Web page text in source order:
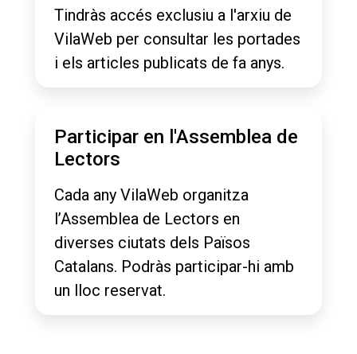
Tindràs accés exclusiu a l'arxiu de
VilaWeb per consultar les portades
i els articles publicats de fa anys.
Participar en l'Assemblea de
Lectors
Cada any VilaWeb organitza
l’Assemblea de Lectors en
diverses ciutats dels Països
Catalans. Podràs participar-hi amb
un lloc reservat.